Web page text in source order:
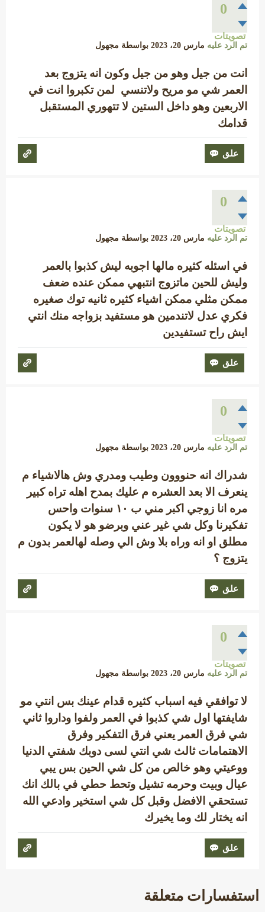
0
تصويتات
تم الرد عليه مارس 20، 2023 بواسطة مجهول
انت من جيل وهو من جيل وكون انه يتزوج بعد
العمر شي مو مريح ولاتنسي لمن تكبروا انت في
الاربعين وهو داخل الستين لا تتهوري المستقبل
قدامك
0
تصويتات
تم الرد عليه مارس 20، 2023 بواسطة مجهول
في اسئله كثيره مالها اجوبه ليش كذبوا بالعمر
وليش للحين ماتزوج انتبهي ممكن عنده ضعف
ممكن مثلي ممكن اشياء كثيره ثانيه توك صغيره
فكري عدل لاتندمين هو مستفيد بزواجه منك انتي
ايش راح تستفيدين
0
تصويتات
تم الرد عليه مارس 20، 2023 بواسطة مجهول
شدراك انه حنووون وطيب ومدري وش هالاشياء م
ينعرف الا بعد العشره م عليك بمدح اهله تراه كبير
مره انا زوجي اكبر مني ب ١٠ سنوات واحس
تفكيرنا وكل شي غير عني وبرضو هو لا يكون
مطلق او انه وراه بلا وش الي وصله لهالعمر بدون م
يتزوج ؟
0
تصويتات
تم الرد عليه مارس 20، 2023 بواسطة مجهول
لا توافقي فيه اسباب كثيره قدام عينك بس انتي مو
شايفتها اول شي كذبوا في العمر ولفوا وداروا ثاني
شي فرق العمر يعني فرق التفكير وفرق
الاهتمامات ثالث شي انتي لسى دوبك شفتي الدنيا
ووعيتي وهو خالص من كل شي الحين بس يبي
عيال وبيت وحرمه تشيل وتحط حطي في بالك انك
تستحقي الافضل وقبل كل شي استخير وادعي الله
انه يختار لك وما يخيرك
استفسارات متعلقة